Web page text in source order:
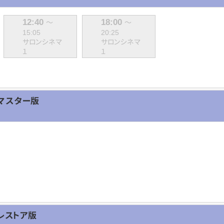
12:40 ～
15:05
サロンシネマ
１
18:00 ～
20:25
サロンシネマ
１
スター版
トア版